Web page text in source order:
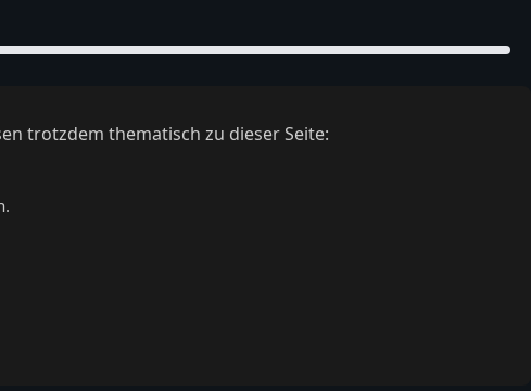
trotzdem thematisch zu dieser Seite: